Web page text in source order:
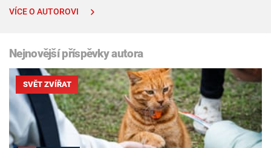
VÍCE O AUTOROVI
Nejnovější příspěvky autora
SVĚT ZVÍŘAT